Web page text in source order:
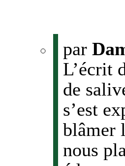
par
L’écrit
de
s’est
blâmer
nous